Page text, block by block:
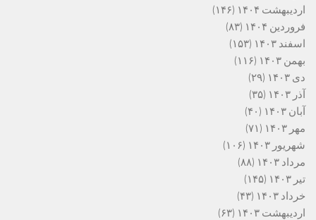
اردیبهشت ۱۴۰۴
(۱۴۶)
فروردین ۱۴۰۴
(۸۳)
اسفند ۱۴۰۳
(۱۵۳)
بهمن ۱۴۰۳
(۱۱۶)
دی ۱۴۰۳
(۲۹)
آذر ۱۴۰۳
(۳۵)
آبان ۱۴۰۳
(۴۰)
مهر ۱۴۰۳
(۷۱)
شهریور ۱۴۰۳
(۱۰۶)
مرداد ۱۴۰۳
(۸۸)
تیر ۱۴۰۳
(۱۴۵)
خرداد ۱۴۰۳
(۴۳)
اردیبهشت ۱۴۰۳
(۶۳)